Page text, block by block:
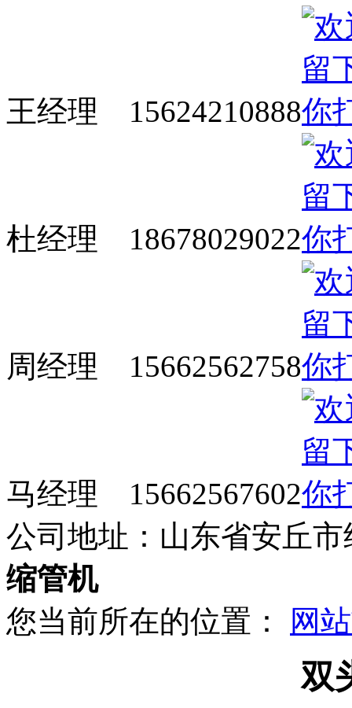
王经理 15624210888
杜经理 18678029022
周经理 15662562758
马经理 15662567602
公司地址：山东省安丘
缩管机
您当前所在的位置：
网
双